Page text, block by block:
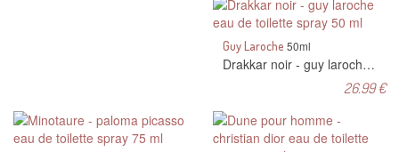
Guy Laroche 50ml
Drakkar noir - guy laroche eau de toilette spray 50 ml
26.99 €